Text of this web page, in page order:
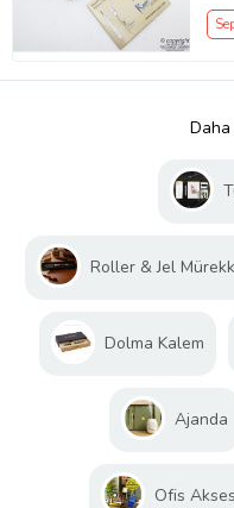
Roller & Jel
Dolma Kalem
Ajanda
Ofis